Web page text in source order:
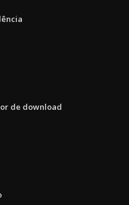
de download